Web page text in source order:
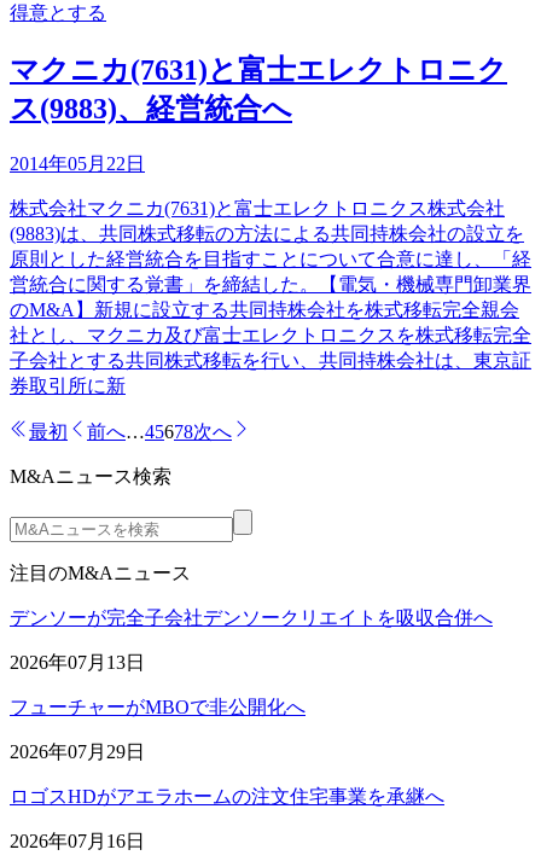
得意とする
マクニカ(7631)と富士エレクトロニク
ス(9883)、経営統合へ
2014年05月22日
株式会社マクニカ(7631)と富士エレクトロニクス株式会社
(9883)は、共同株式移転の方法による共同持株会社の設立を
原則とした経営統合を目指すことについて合意に達し、「経
営統合に関する覚書」を締結した。【電気・機械専門卸業界
のM&A】新規に設立する共同持株会社を株式移転完全親会
社とし、マクニカ及び富士エレクトロニクスを株式移転完全
子会社とする共同株式移転を行い、共同持株会社は、東京証
券取引所に新
最初 前へ…45678次へ
M&Aニュース検索
注目のM&Aニュース
デンソーが完全子会社デンソークリエイトを吸収合併へ
2026年07月13日
フューチャーがMBOで非公開化へ
2026年07月29日
ロゴスHDがアエラホームの注文住宅事業を承継へ
2026年07月16日